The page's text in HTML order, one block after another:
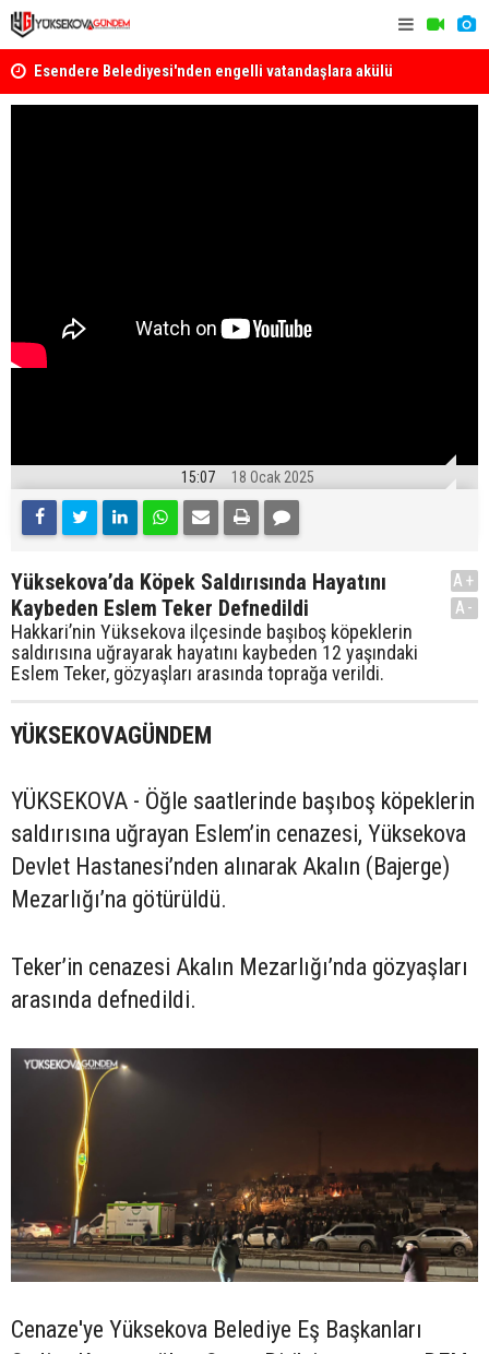
Esendere Belediyesi'nden engelli vatandaşlara akülü
sandalye desteği
15:07 18 Ocak 2025
Yüksekova’da Köpek Saldırısında Hayatını
Kaybeden Eslem Teker Defnedildi
Hakkari’nin Yüksekova ilçesinde başıboş köpeklerin
saldırısına uğrayarak hayatını kaybeden 12 yaşındaki
Eslem Teker, gözyaşları arasında toprağa verildi.
A+
A-
YÜKSEKOVAGÜNDEM
YÜKSEKOVA - Öğle saatlerinde başıboş köpeklerin
saldırısına uğrayan Eslem’in cenazesi, Yüksekova
Devlet Hastanesi’nden alınarak Akalın (Bajerge)
Mezarlığı’na götürüldü.
Teker’in cenazesi Akalın Mezarlığı’nda gözyaşları
arasında defnedildi.
Cenaze'ye Yüksekova Belediye Eş Başkanları